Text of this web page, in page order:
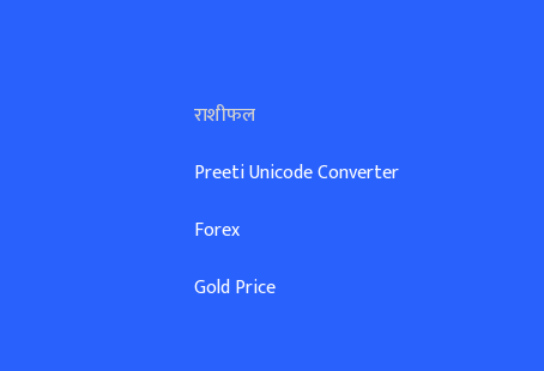
राशीफल
Preeti Unicode Converter
Forex
Gold Price